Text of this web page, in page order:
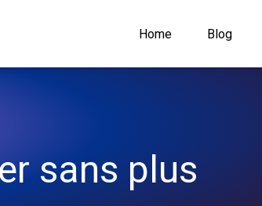
Home Blog
sans plus